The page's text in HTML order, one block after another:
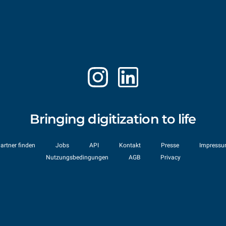
Bringing digitization to life
finden Jobs API Kontakt Presse
Nutzungsbedingungen
AGB Privacy